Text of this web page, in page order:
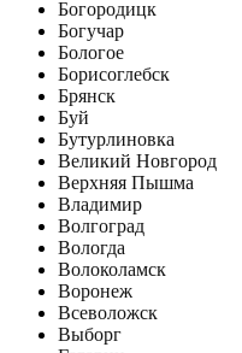
Богородицк
Богучар
Бологое
Борисоглебск
Брянск
Буй
Бутурлиновка
Великий Новгород
Верхняя Пышма
Владимир
Волгоград
Вологда
Волоколамск
Воронеж
Всеволожск
Выборг